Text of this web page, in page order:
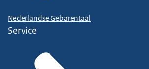
Nederlandse Gebarentaal
Service